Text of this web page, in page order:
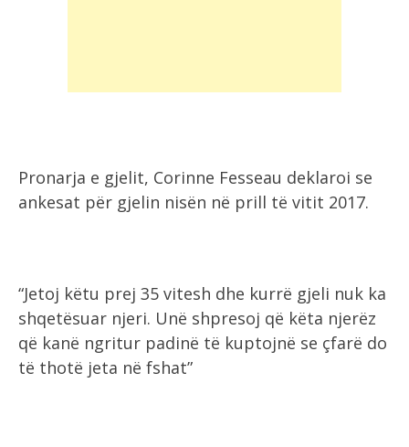
Pronarja e gjelit, Corinne Fesseau deklaroi se
ankesat për gjelin nisën në prill të vitit 2017.
“Jetoj këtu prej 35 vitesh dhe kurrë gjeli nuk ka
shqetësuar njeri. Unë shpresoj që këta njerëz
që kanë ngritur padinë të kuptojnë se çfarë do
të thotë jeta në fshat”